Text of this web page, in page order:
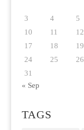
3
4 5
10
11 12
17
18 19
24
25 26
31
« Sep
TAGS